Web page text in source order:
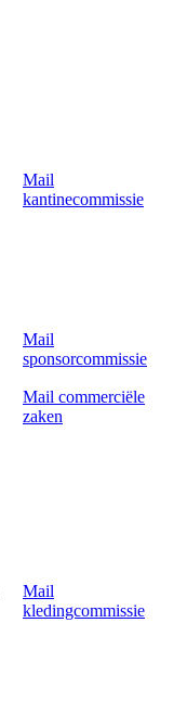
Mail
kantinecommissie
Mail
sponsorcommissie
Mail commerciële
zaken
Mail
kledingcommissie